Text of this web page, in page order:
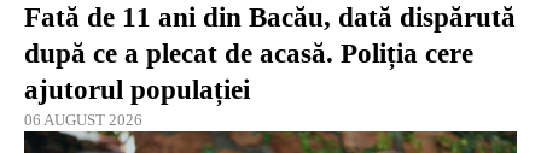
Fată de 11 ani din Bacău, dată dispărută
după ce a plecat de acasă. Poliția cere
ajutorul populației
06 AUGUST 2026